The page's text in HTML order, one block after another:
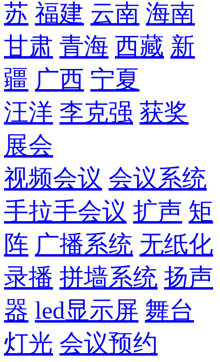
苏 福建 云南 海南
甘肃 青海 西藏 新
疆 广西 宁夏
汪洋 李克强 获奖
展会
视频会议 会议系统
手拉手会议 扩声 矩
阵 广播系统 无纸化
录播 拼墙系统 扬声
器 led显示屏 舞台
灯光 会议预约